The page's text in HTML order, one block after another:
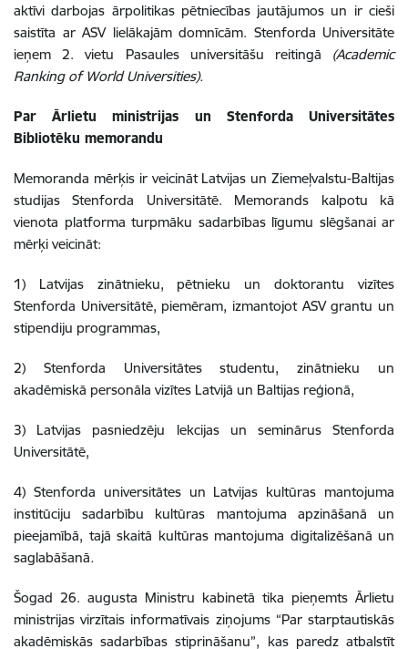
aktīvi darbojas ārpolitikas pētniecības jautājumos un ir cieši
saistīta ar ASV lielākajām domnīcām. Stenforda Universitāte
ieņem 2. vietu Pasaules universitāšu reitingā (Academic
Ranking of World Universities).
Par Ārlietu ministrijas un Stenforda Universitātes
Bibliotēku memorandu
Memoranda mērķis ir veicināt Latvijas un Ziemeļvalstu-Baltijas
studijas Stenforda Universitātē. Memorands kalpotu kā
vienota platforma turpmāku sadarbības līgumu slēgšanai ar
mērķi veicināt:
1) Latvijas zinātnieku, pētnieku un doktorantu vizītes
Stenforda Universitātē, piemēram, izmantojot ASV grantu un
stipendiju programmas,
2) Stenforda Universitātes studentu, zinātnieku un
akadēmiskā personāla vizītes Latvijā un Baltijas reģionā,
3) Latvijas pasniedzēju lekcijas un seminārus Stenforda
Universitātē,
4) Stenforda universitātes un Latvijas kultūras mantojuma
institūciju sadarbību kultūras mantojuma apzināšanā un
pieejamībā, tajā skaitā kultūras mantojuma digitalizēšanā un
saglabāšanā.
Šogad 26. augusta Ministru kabinetā tika pieņemts Ārlietu
ministrijas virzītais informatīvais ziņojums “Par starptautiskās
akadēmiskās sadarbības stiprināšanu”, kas paredz atbalstīt